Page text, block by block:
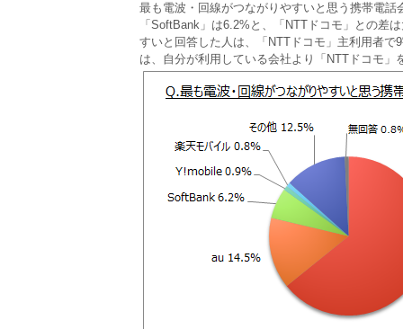
最も電波・回線がつながりやすいと思う携帯電
「SoftBank」は6.2%と、「NTTドコモ」との差
すいと回答した人は、「NTTドコモ」主利用者
は、自分が利用している会社より「NTTドコモ」